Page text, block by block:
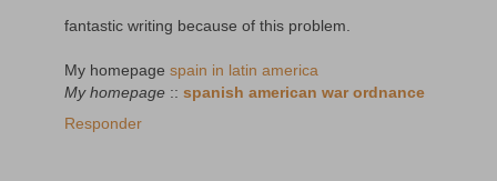
fantastic writing because of this problem.
My homepage spain in latin america
My homepage :: spanish american war ordnance
Responder